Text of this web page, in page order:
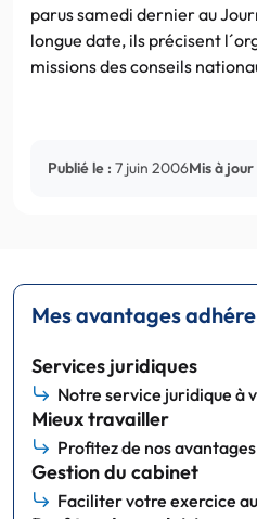
parus samedi dernier au
longue date, ils précisent
missions des conseils
Publié le : 7 juin 2006Mis à jour
Mes avantages
Services juridiques
Notre service juridique à
Mieux travailler
Profitez de nos
Gestion du cabinet
Faciliter votre exercice